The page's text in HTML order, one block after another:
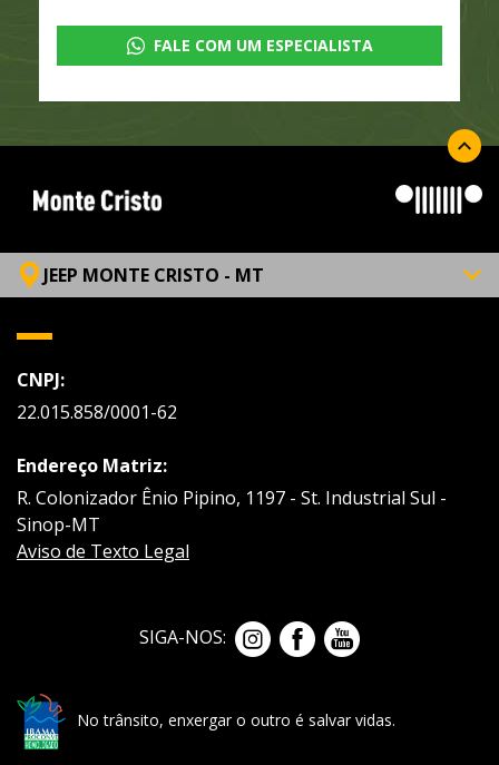
FALE COM UM ESPECIALISTA
JEEP MONTE CRISTO - MT
CNPJ:
22.015.858/0001-62
Endereço Matriz:
R. Colonizador Ênio Pipino, 1197 - St. Industrial Sul -
Sinop-MT
Aviso de Texto Legal
SIGA-NOS:
No trânsito, enxergar o outro é salvar vidas.